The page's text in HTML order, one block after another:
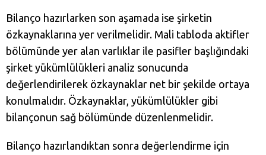
Bilanço hazırlarken son aşamada ise şirketin
özkaynaklarına yer verilmelidir. Mali tabloda aktifler
bölümünde yer alan varlıklar ile pasifler başlığındaki
şirket yükümlülükleri analiz sonucunda
değerlendirilerek özkaynaklar net bir şekilde ortaya
konulmalıdır. Özkaynaklar, yükümlülükler gibi
bilançonun sağ bölümünde düzenlenmelidir.
Bilanço hazırlandıktan sonra değerlendirme için